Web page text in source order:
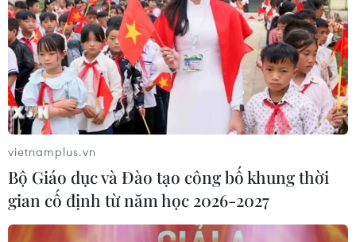
vietnamplus.vn
Bộ Giáo dục và Đào tạo công bố khung thời
gian cố định từ năm học 2026-2027